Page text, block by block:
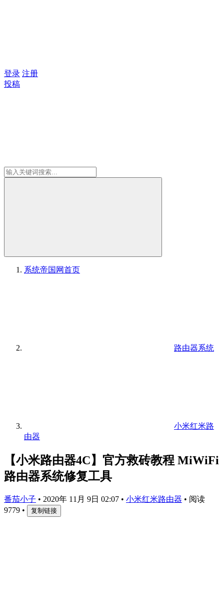
登录 注册
投稿
系统帝国网首页
路由器系统
小米红米路
由器
【小米路由器4C】官方救砖教程 MiWiFi
路由器系统修复工具
番茄小子 • 2020年 11月 9日 02:07 • 小米红米路由器 • 阅读
9779 • 复制链接